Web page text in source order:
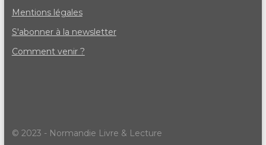
Mentions légales
S'abonner à la newsletter
Comment venir ?
© 2023 - Normandie Livre & Lecture